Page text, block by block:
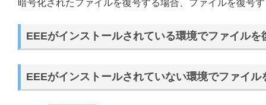
暗号化されたファイルを復号する場合、ファイルを復号
EEEがインストールされている環境でファイルを
EEEがインストールされていない環境でファイル